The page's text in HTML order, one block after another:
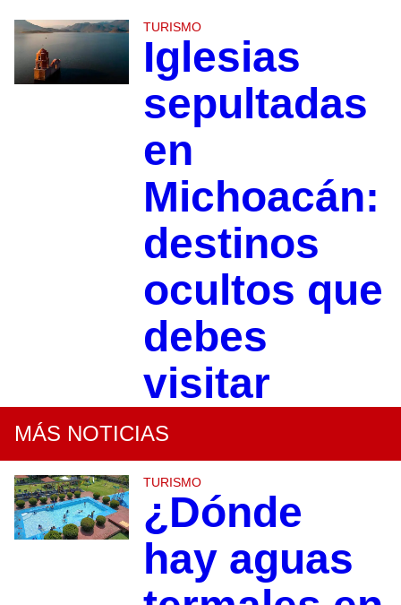
TURISMO
Iglesias
sepultadas
en
Michoacán:
destinos
ocultos que
debes
visitar
MÁS NOTICIAS
TURISMO
¿Dónde
hay aguas